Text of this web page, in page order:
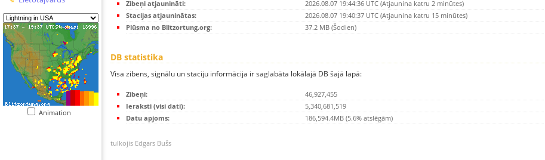
Animation
Zibeņi atjaunināti:
2026.08.07 19:44:36 UTC (Atjaunina katru 2 minūtes)
Stacijas atjauninātas:
2026.08.07 19:40:37 UTC (Atjaunina katru 15 minūtes)
Plūsma no Blitzortung.org:
37.2 MB (Šodien)
DB statistika
Visa zibens, signālu un staciju informācija ir saglabāta lokālajā DB šajā lapā:
Zibeņi:
46,927,455
Ieraksti (visi dati):
5,340,681,519
Datu apjoms:
186,594.4MB (5.6% atslēgām)
tulkojis Edgars Bušs